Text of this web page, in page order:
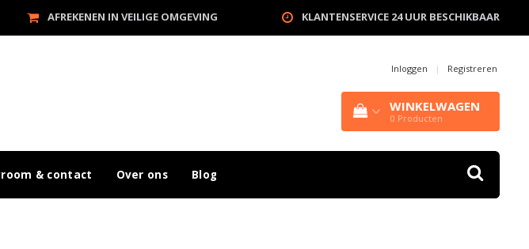
AFREKENEN IN VEILIGE OMGEVING KLANTENSERVICE 24 UUR BESCHIKBAAR
Inloggen | Registreren
WINKELWAGEN
0 Producten
& contact Over ons Blog